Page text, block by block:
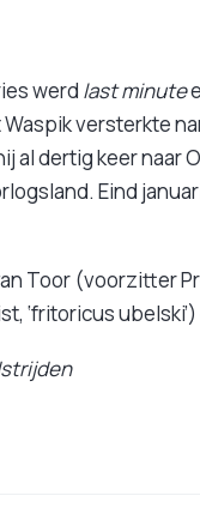
werd last minute
versterkte
al dertig keer naar
Eind
Toor (voorzitter
‘fritoricus